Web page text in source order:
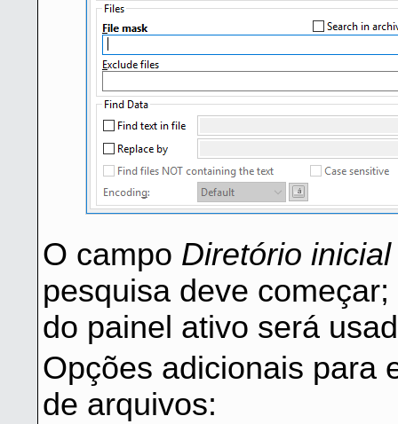
O campo Diretório inicial
pesquisa deve
do painel ativo será
Opções adicionais para
de arquivos: